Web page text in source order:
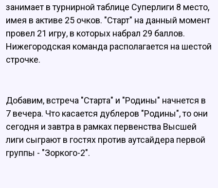
занимает в турнирной таблице Суперлиги 8 место,
имея в активе 25 очков. "Старт" на данный момент
провел 21 игру, в которых набрал 29 баллов.
Нижегородская команда располагается на шестой
строчке.
Добавим, встреча "Старта" и "Родины" начнется в
7 вечера. Что касается дублеров "Родины", то они
сегодня и завтра в рамках первенства Высшей
лиги сыграют в гостях против аутсайдера первой
группы - "Зоркого-2".